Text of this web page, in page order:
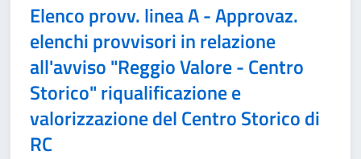
Elenco provv. linea A - Approvaz.
elenchi provvisori in relazione
all'avviso "Reggio Valore - Centro
Storico" riqualificazione e
valorizzazione del Centro Storico di
RC